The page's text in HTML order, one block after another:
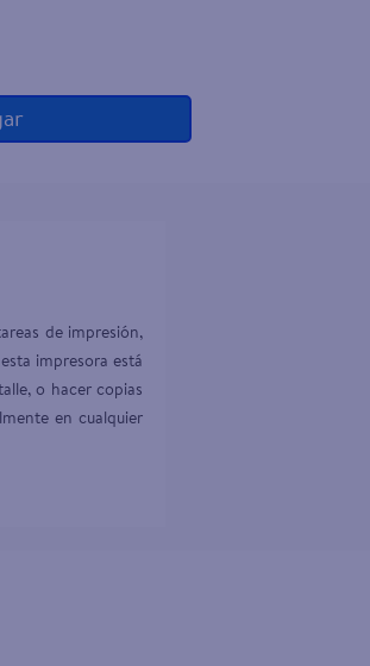
de impresión,
impresora está
o hacer copias
en cualquier